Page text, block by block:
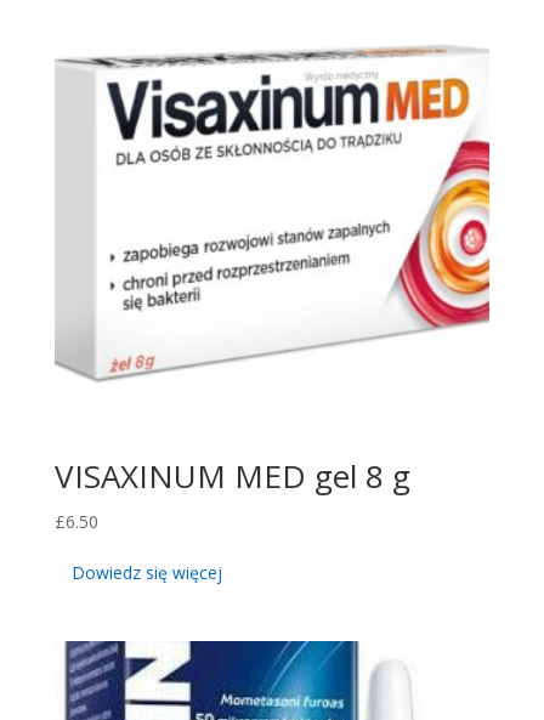
VISAXINUM MED gel 8 g
£6.50
Dowiedz się więcej